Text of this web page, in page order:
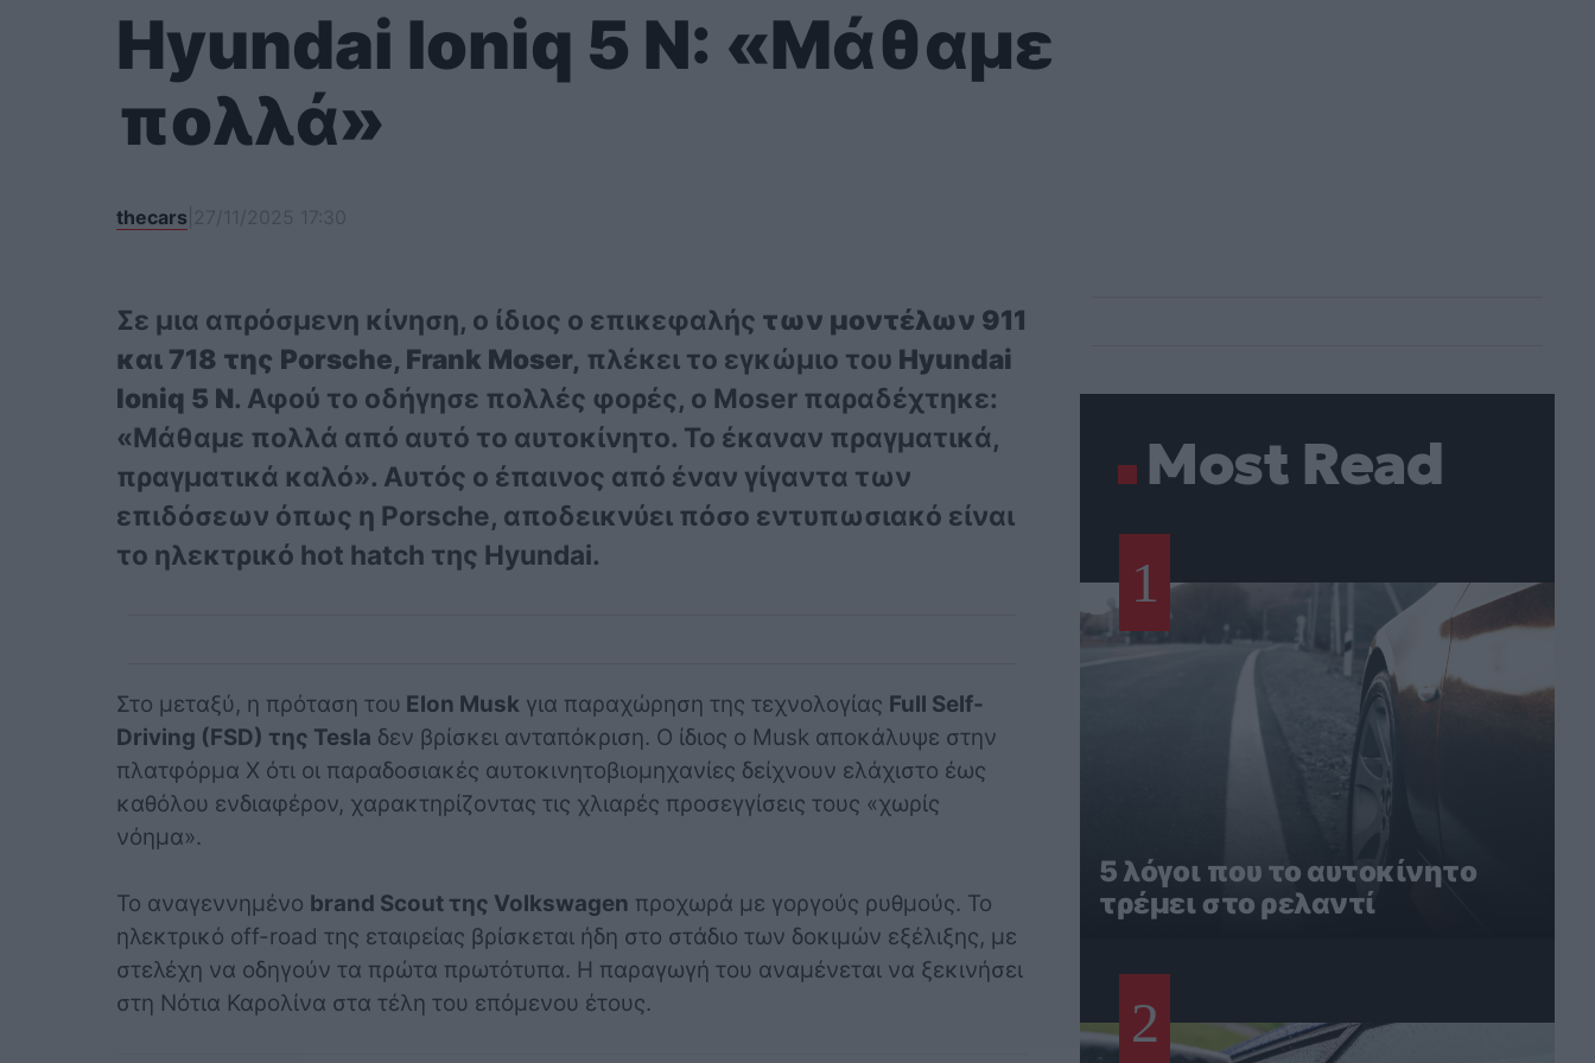
Hyundai Ioniq 5 N: «Μάθαμε
πολλά»
thecars
Σε μια απρόσμενη κίνηση, ο ίδιος ο επικεφαλής των μοντέλων 911
και 718 της Porsche, Frank Moser, πλέκει το εγκώμιο του Hyundai
Ioniq 5 N. Αφού το οδήγησε πολλές φορές, ο Moser παραδέχτηκε:
«Μάθαμε πολλά από αυτό το αυτοκίνητο. Το έκαναν πραγματικά,
πραγματικά καλό». Αυτός ο έπαινος από έναν γίγαντα των
επιδόσεων όπως η Porsche, αποδεικνύει πόσο εντυπωσιακό είναι
το ηλεκτρικό hot hatch της Hyundai.
Στο μεταξύ, η πρόταση του Elon Muskγια παραχώρηση της τεχνολογίας Full Self-
Driving (FSD) της Tesla δεν βρίσκει ανταπόκριση. Ο ίδιος ο Musk αποκάλυψε στην
πλατφόρμα X ότι οι παραδοσιακές αυτοκινητοβιομηχανίες δείχνουν ελάχιστο έως
καθόλου ενδιαφέρον, χαρακτηρίζοντας τις χλιαρές προσεγγίσεις τους «χωρίς
νόημα».
Το αναγεννημένο brand Scout της Volkswagen προχωρά με γοργούς ρυθμούς. Το
ηλεκτρικό off-road της εταιρείας βρίσκεται ήδη στο στάδιο των δοκιμών εξέλιξης, με
στελέχη να οδηγούν τα πρώτα πρωτότυπα. Η παραγωγή του αναμένεται να ξεκινήσει
στη Νότια Καρολίνα στα τέλη του επόμενου έτους.
Most Read
1
5 λόγοι που το αυτοκίνητο
τρέμει στο ρελαντί
2